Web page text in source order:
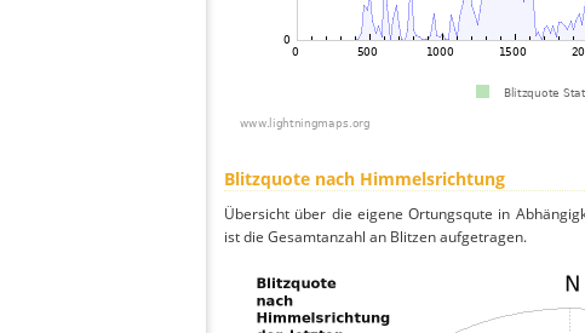
Blitzquote nach Himmelsrichtung
Übersicht über die eigene Ortungsqute in
ist die Gesamtanzahl an Blitzen aufgetragen.